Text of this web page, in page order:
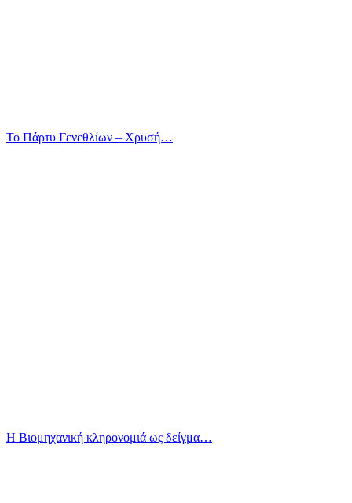
Το Πάρτυ Γενεθλίων – Χρυσή…
Η Βιομηχανική κληρονομιά ως δείγμα…